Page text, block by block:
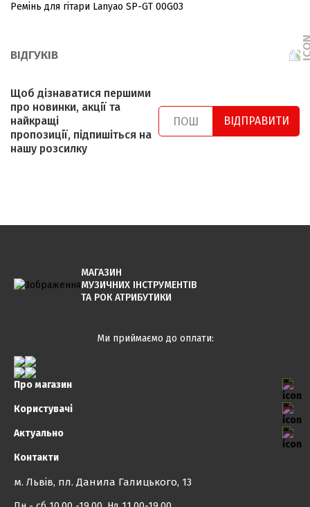
Ремінь для гітари Lanyao SP-GT 00G03
ВІДГУКІВ
Щоб дізнаватися першими
про новинки, акції та
найкращі
пропозиції, підпишіться на
нашу розсилку
ВІДПРАВИТИ
МАГАЗИН
МУЗИЧНИХ ІНСТРУМЕНТІВ
ТА РОК АТРИБУТИКИ
Ми приймаємо до оплати:
Контакти
м. Львів, пл. Данила Галицького, 13
Про магазин
Користувачі
Актуально